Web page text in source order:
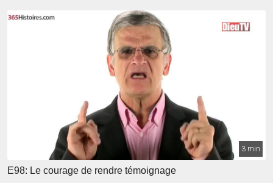
3 min
E98: Le courage de rendre témoignage